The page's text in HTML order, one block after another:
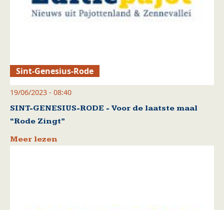
Sint-Genesius-Rode
19/06/2023 - 08:40
SINT-GENESIUS-RODE - Voor de laatste maal
“Rode Zingt”
Meer lezen